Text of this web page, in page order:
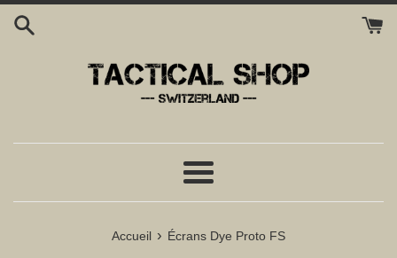
Passer
Menu
Accueil › Écrans Dye Proto FS